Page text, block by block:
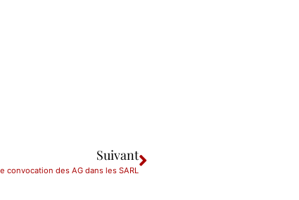
Suivant
convocation des AG dans les SARL